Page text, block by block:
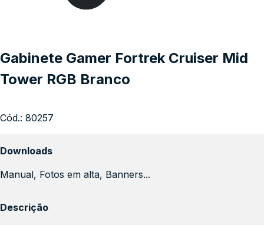
Gabinete Gamer Fortrek Cruiser Mid
Tower RGB Branco
Cód.: 80257
Downloads
Manual, Fotos em alta, Banners...
Descrição